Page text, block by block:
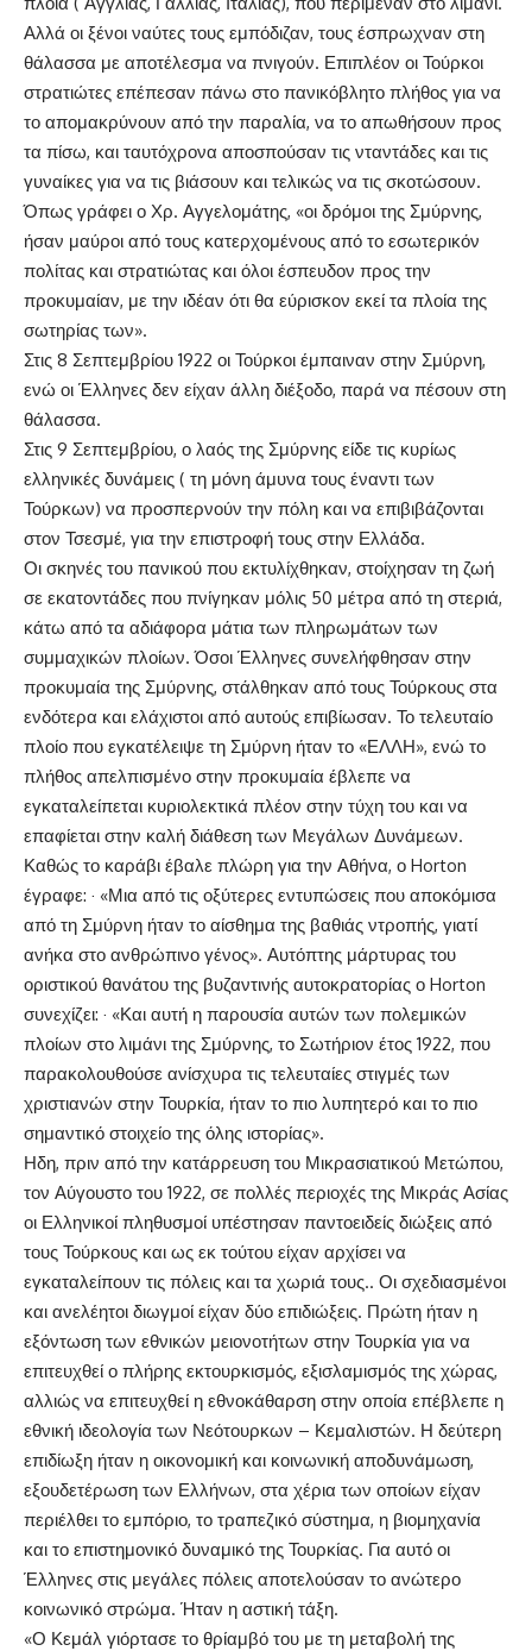
Αλλά οι ξένοι ναύτες τους εμπόδιζαν, τους έσπρωχναν στη
θάλασσα με αποτέλεσμα να πνιγούν. Επιπλέον οι Τούρκοι
στρατιώτες επέπεσαν πάνω στο πανικόβλητο πλήθος για να
το απομακρύνουν από την παραλία, να το απωθήσουν προς
τα πίσω, και ταυτόχρονα αποσπούσαν τις νταντάδες και τις
γυναίκες για να τις βιάσουν και τελικώς να τις σκοτώσουν.
Όπως γράφει ο Χρ. Αγγελομάτης, «οι δρόμοι της Σμύρνης,
ήσαν μαύροι από τους κατερχομένους από το εσωτερικόν
πολίτας και στρατιώτας και όλοι έσπευδον προς την
προκυμαίαν, με την ιδέαν ότι θα εύρισκον εκεί τα πλοία της
σωτηρίας των».
Στις 8 Σεπτεμβρίου 1922 οι Τούρκοι έμπαιναν στην Σμύρνη,
ενώ οι Έλληνες δεν είχαν άλλη διέξοδο, παρά να πέσουν στη
θάλασσα.
Στις 9 Σεπτεμβρίου, ο λαός της Σμύρνης είδε τις κυρίως
ελληνικές δυνάμεις ( τη μόνη άμυνα τους έναντι των
Τούρκων) να προσπερνούν την πόλη και να επιβιβάζονται
στον Τσεσμέ, για την επιστροφή τους στην Ελλάδα.
Οι σκηνές του πανικού που εκτυλίχθηκαν, στοίχησαν τη ζωή
σε εκατοντάδες που πνίγηκαν μόλις 50 μέτρα από τη στεριά,
κάτω από τα αδιάφορα μάτια των πληρωμάτων των
συμμαχικών πλοίων. Όσοι Έλληνες συνελήφθησαν στην
προκυμαία της Σμύρνης, στάλθηκαν από τους Τούρκους στα
ενδότερα και ελάχιστοι από αυτούς επιβίωσαν. Το τελευταίο
πλοίο που εγκατέλειψε τη Σμύρνη ήταν το «ΕΛΛΗ», ενώ το
πλήθος απελπισμένο στην προκυμαία έβλεπε να
εγκαταλείπεται κυριολεκτικά πλέον στην τύχη του και να
επαφίεται στην καλή διάθεση των Μεγάλων Δυνάμεων.
Καθώς το καράβι έβαλε πλώρη για την Αθήνα, ο Horton
έγραφε: · «Μια από τις οξύτερες εντυπώσεις που αποκόμισα
από τη Σμύρνη ήταν το αίσθημα της βαθιάς ντροπής, γιατί
ανήκα στο ανθρώπινο γένος». Αυτόπτης μάρτυρας του
οριστικού θανάτου της βυζαντινής αυτοκρατορίας ο Horton
συνεχίζει: · «Και αυτή η παρουσία αυτών των πολεμικών
πλοίων στο λιμάνι της Σμύρνης, το Σωτήριον έτος 1922, που
παρακολουθούσε ανίσχυρα τις τελευταίες στιγμές των
χριστιανών στην Τουρκία, ήταν το πιο λυπητερό και το πιο
σημαντικό στοιχείο της όλης ιστορίας».
Ηδη, πριν από την κατάρρευση του Μικρασιατικού Μετώπου,
τον Αύγουστο του 1922, σε πολλές περιοχές της Μικράς Ασίας
οι Ελληνικοί πληθυσμοί υπέστησαν παντοειδείς διώξεις από
τους Τούρκους και ως εκ τούτου είχαν αρχίσει να
εγκαταλείπουν τις πόλεις και τα χωριά τους.. Οι σχεδιασμένοι
και ανελέητοι διωγμοί είχαν δύο επιδιώξεις. Πρώτη ήταν η
εξόντωση των εθνικών μειονοτήτων στην Τουρκία για να
επιτευχθεί ο πλήρης εκτουρκισμός, εξισλαμισμός της χώρας,
αλλιώς να επιτευχθεί η εθνοκάθαρση στην οποία επέβλεπε η
εθνική ιδεολογία των Νεότουρκων – Κεμαλιστών. Η δεύτερη
επιδίωξη ήταν η οικονομική και κοινωνική αποδυνάμωση,
εξουδετέρωση των Ελλήνων, στα χέρια των οποίων είχαν
περιέλθει το εμπόριο, το τραπεζικό σύστημα, η βιομηχανία
και το επιστημονικό δυναμικό της Τουρκίας. Για αυτό οι
Έλληνες στις μεγάλες πόλεις αποτελούσαν το ανώτερο
κοινωνικό στρώμα. Ήταν η αστική τάξη.
«Ο Κεμάλ γιόρτασε το θρίαμβό του με τη μεταβολή της